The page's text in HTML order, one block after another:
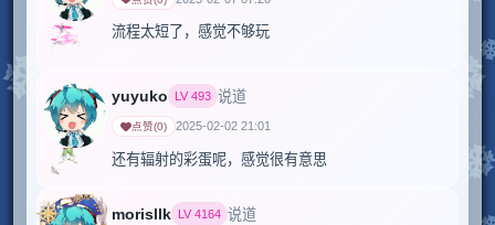
流程太短了，感觉不够玩
yuyuko LV493 说道
点赞(0) 2025-02-02 21:01
还有辐射的彩蛋呢，感觉很有意思
morisllk LV4164 说道